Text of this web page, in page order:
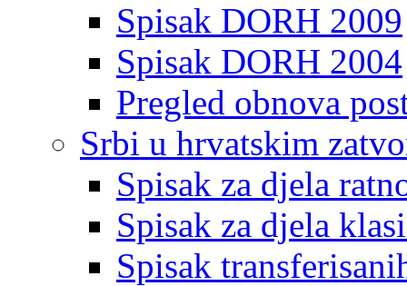
Spisak DORH 2009
Spisak DORH 2004
Pregled obnova
Srbi u hrvatskim
Spisak za djela
Spisak za djela
Spisak